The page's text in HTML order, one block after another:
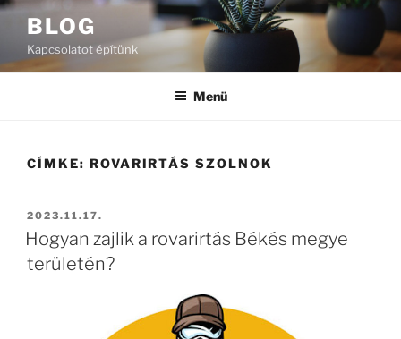
Tartalomhoz
BLOG
Kapcsolatot építünk
Menü
CÍMKE: ROVARIRTÁS SZOLNOK
BEKÜLDVE:
2023.11.17.
Hogyan zajlik a rovarirtás Békés megye
területén?